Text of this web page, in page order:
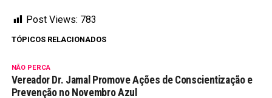
Post Views: 783
TÓPICOS RELACIONADOS
NÃO PERCA
Vereador Dr. Jamal Promove Ações de Conscientização e
Prevenção no Novembro Azul